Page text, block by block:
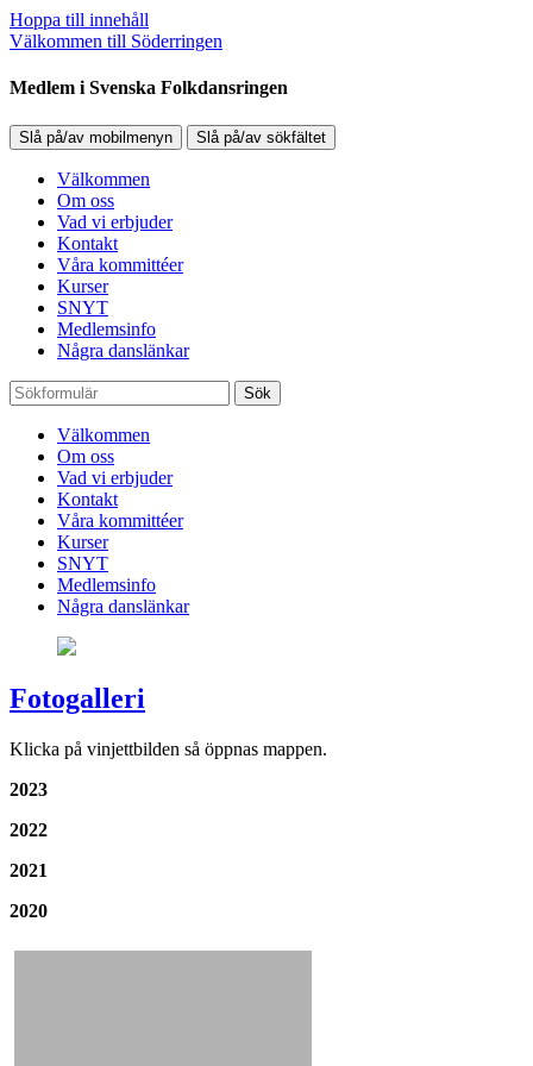
Hoppa till innehåll
Välkommen till Söderringen
Medlem i Svenska Folkdansringen
Slå på/av mobilmenyn Slå på/av sökfältet
Välkommen
Om oss
Vad vi erbjuder
Kontakt
Våra kommittéer
Kurser
SNYT
Medlemsinfo
Några danslänkar
Sök
Välkommen
Om oss
Vad vi erbjuder
Kontakt
Våra kommittéer
Kurser
SNYT
Medlemsinfo
Några danslänkar
Fotogalleri
Klicka på vinjettbilden så öppnas mappen.
2023
2022
2021
2020